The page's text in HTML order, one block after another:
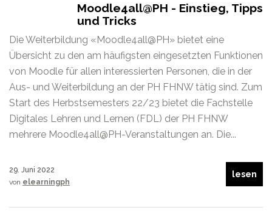
Moodle4all@PH - Einstieg, Tipps
und Tricks
Die Weiterbildung «Moodle4all@PH» bietet eine
Übersicht zu den am häufigsten eingesetzten Funktionen
von Moodle für allen interessierten Personen, die in der
Aus- und Weiterbildung an der PH FHNW tätig sind. Zum
Start des Herbstsemesters 22/23 bietet die Fachstelle
Digitales Lehren und Lernen (FDL) der PH FHNW
mehrere Moodle4all@PH-Veranstaltungen an. Die...
29. Juni 2022
von elearningph
lesen